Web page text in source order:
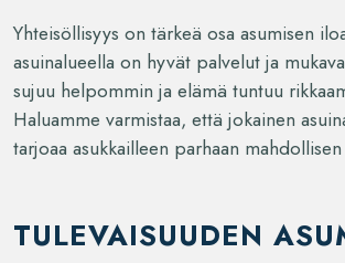
Yhteisöllisyys on tärkeä osa asumisen
asuinalueella on hyvät palvelut ja
sujuu helpommin ja elämä tuntuu
Haluamme varmistaa, että jokainen
tarjoaa asukkailleen parhaan
TULEVAISUUDEN